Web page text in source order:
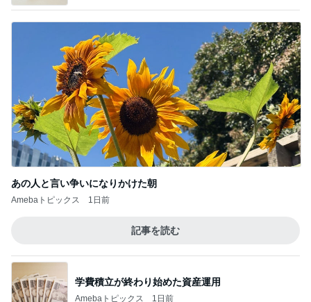
あの人と言い争いになりかけた朝
Amebaトピックス 1日前
記事を読む
学費積立が終わり始めた資産運用
Amebaトピックス 1日前